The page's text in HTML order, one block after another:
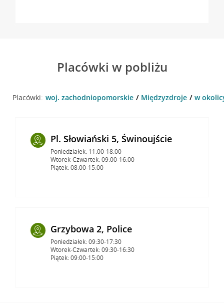
Placówki w pobliżu
Placówki: woj. zachodniopomorskie Międzyzdroje w
Pl. Słowiański 5, Świnoujście
Poniedziałek: 11:00-18:00
Wtorek-Czwartek: 09:00-16:00
Piątek: 08:00-15:00
Grzybowa 2, Police
Poniedziałek: 09:30-17:30
Wtorek-Czwartek: 09:30-16:30
Piątek: 09:00-15:00